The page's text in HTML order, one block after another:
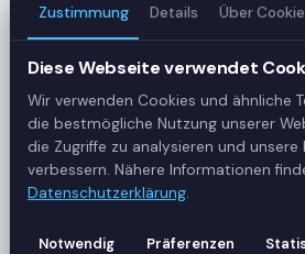
3
42
Sessions
Zustimmung Details Über
Diese Webseite verwendet
Wir verwenden Cookies und ähnliche
die bestmögliche Nutzung unserer
die Zugriffe zu analysieren und
verbessern. Nähere Informationen
Datenschutzerklärung.
Notwendig Präferenzen